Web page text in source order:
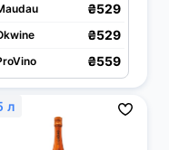
₴529
₴529
₴559
л